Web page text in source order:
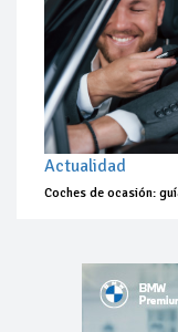
Actualidad
Coches de ocasión: